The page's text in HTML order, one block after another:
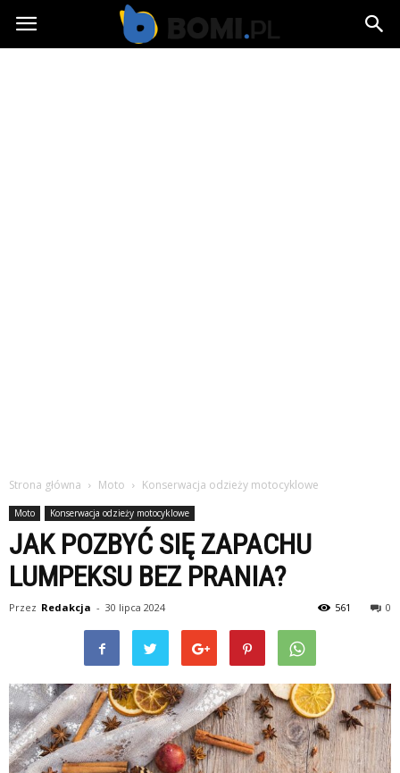
Bomi.pl
Strona główna Moto Konserwacja odzieży motocyklowe
Moto Konserwacja odzieży motocyklowe
JAK POZBYĆ SIĘ ZAPACHU
LUMPEKSU BEZ PRANIA?
Przez Redakcja - 30 lipca 2024 0
561